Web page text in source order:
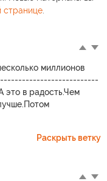
странице.
миллионов
в радость.Чем
Раскрыть ветку